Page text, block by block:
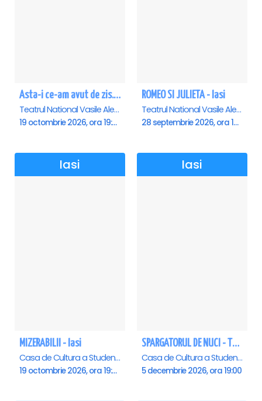
Asta-i ce-am avut de zis... - Horațiu Mălăele & Nicu Alifantis - Iasi
Teatrul National Vasile Alecsandri , Iasi
19 octombrie 2026, ora 19:00
ROMEO SI JULIETA - Iasi
Teatrul National Vasile Alecsandri , Iasi
28 septembrie 2026, ora 19:00
Iasi
MIZERABILII - Iasi
Casa de Cultura a Studentilor , Iasi
19 octombrie 2026, ora 19:00
Iasi
SPARGATORUL DE NUCI - Turneu National - Iasi
Casa de Cultura a Studentilor , Iasi
5 decembrie 2026, ora 19:00